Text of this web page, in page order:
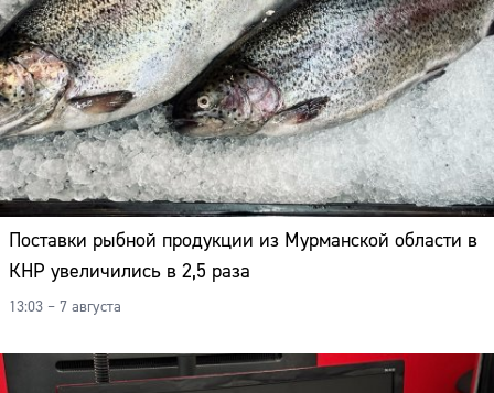
Поставки рыбной продукции из Мурманской области в
КНР увеличились в 2,5 раза
13:03 – 7 августа
Сайт: